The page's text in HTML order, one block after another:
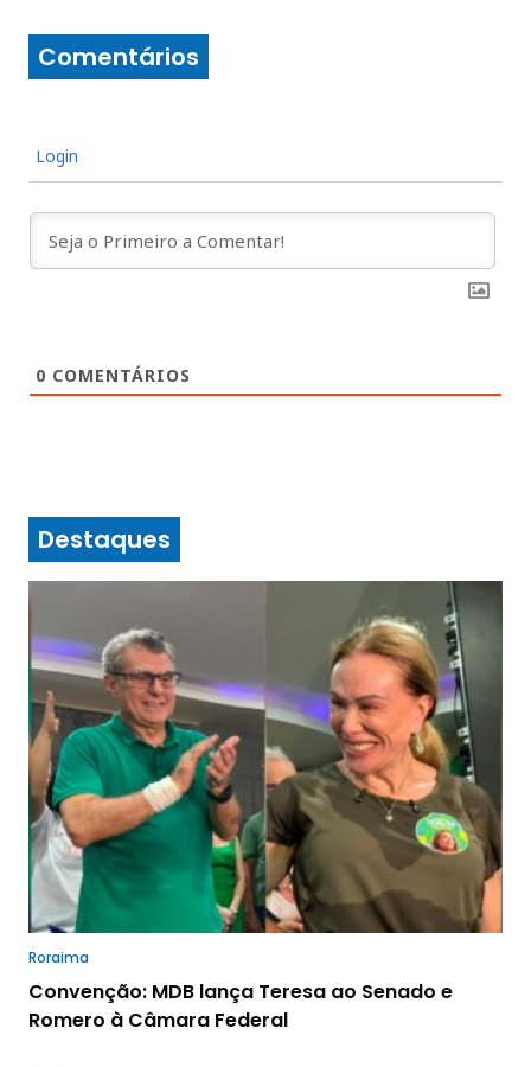
Comentários
Login
0 COMENTÁRIOS
Destaques
Roraima
Convenção: MDB lança Teresa ao Senado e
Romero à Câmara Federal